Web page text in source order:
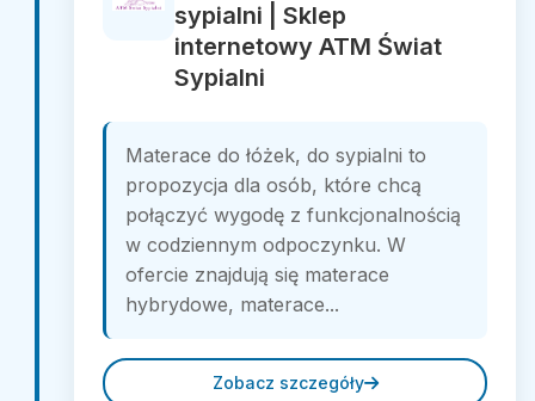
sypialni | Sklep
internetowy ATM Świat
Sypialni
Materace do łóżek, do sypialni to
propozycja dla osób, które chcą
połączyć wygodę z funkcjonalnością
w codziennym odpoczynku. W
ofercie znajdują się materace
hybrydowe, materace...
Zobacz szczegóły